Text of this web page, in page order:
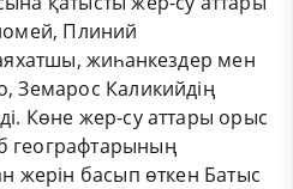
Плиний
жиһанкездер мен
Земарос Каликийдің
Көне жер-су аттары орыс
географтарының
жерін басып өткен Батыс